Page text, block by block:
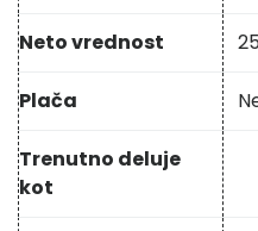
Neto vrednost
Plača
Trenutno deluje
kot